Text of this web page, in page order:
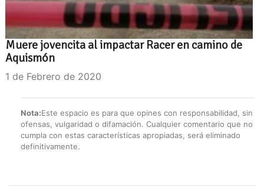
Muere jovencita al impactar Racer en camino de
Aquismón
1 de Febrero de 2020
Nota:Este espacio es para que opines con responsabilidad, sin
ofensas, vulgaridad o difamación. Cualquier comentario que no
cumpla con estas características apropiadas, será eliminado
definitivamente.